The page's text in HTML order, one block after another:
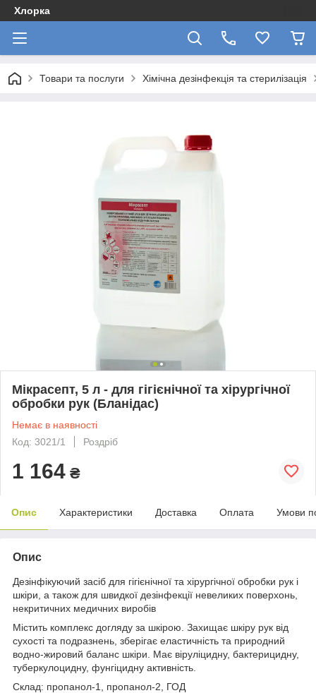
Хлорка
Товари та послуги Хімічна дезінфекція та стерилізація
Мікрасепт, 5 л - для гігієнічної та хірургічної
обробки рук (Бланідас)
Немає в наявності
Код: 3021/1
Роздріб
1 164 ₴
Опис Характеристики Доставка Оплата Умови
Опис
Дезінфікуючий засіб для гігієнічної та хірургічної обробки рук і
шкіри, а також для швидкої дезінфекції невеликих поверхонь,
некритичних медичних виробів
Містить комплекс догляду за шкірою. Захищає шкіру рук від
сухості та подразнень, зберігає еластичність та природний
водно-жировий баланс шкіри. Має віруліцидну, бактерицидну,
туберкулоцидну, фунгіцидну активність.
Склад: пропанол-1, пропанол-2, ГОД